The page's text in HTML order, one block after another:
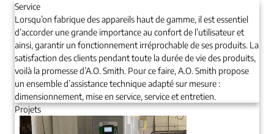
Service
Lorsqu’on fabrique des appareils haut de gamme, il est essentiel
d’accorder une grande importance au confort de l’utilisateur et
ainsi, garantir un fonctionnement irréprochable de ses produits. La
satisfaction des clients pendant toute la durée de vie des produits,
voilà la promesse d’A.O. Smith. Pour ce faire, A.O. Smith propose
un ensemble d’assistance technique adapté sur mesure :
dimensionnement, mise en service, service et entretien.
Projets